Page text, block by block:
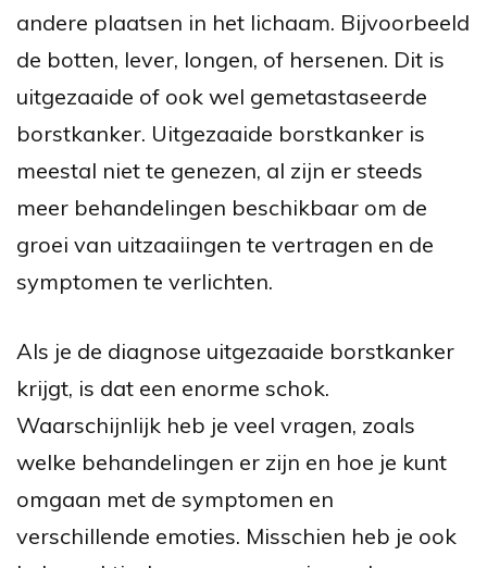
andere plaatsen in het lichaam. Bijvoorbeeld
de botten, lever, longen, of hersenen. Dit is
uitgezaaide of ook wel gemetastaseerde
borstkanker. Uitgezaaide borstkanker is
meestal niet te genezen, al zijn er steeds
meer behandelingen beschikbaar om de
groei van uitzaaiingen te vertragen en de
symptomen te verlichten.
Als je de diagnose uitgezaaide borstkanker
krijgt, is dat een enorme schok.
Waarschijnlijk heb je veel vragen, zoals
welke behandelingen er zijn en hoe je kunt
omgaan met de symptomen en
verschillende emoties. Misschien heb je ook